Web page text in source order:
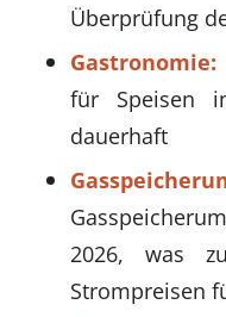
Überprüfung
Gastronomie:
für Speisen
dauerhaft
2026, was
Strompreisen